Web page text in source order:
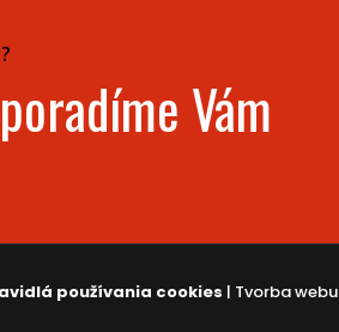
Vám
používania cookies | Tvorba webu